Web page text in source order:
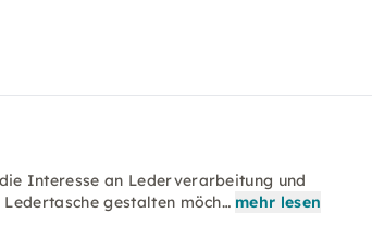
Interesse an Lederverarbeitung und
gestalten möch… mehr lesen